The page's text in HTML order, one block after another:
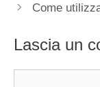
Come
Lascia un